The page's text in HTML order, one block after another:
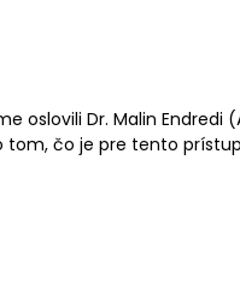
oslovili Dr. Malin
tom, čo je pre tento